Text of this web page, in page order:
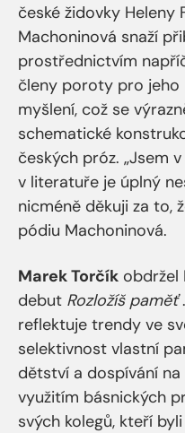
české židovky Heleny
Machoninová snaží
prostřednictvím
členy poroty pro jeho
myšlení, což se
schematické
českých próz. „Jsem
v literatuře je úplný
nicméně děkuji za to,
pódiu Machoninová.
Marek Torčík obdržel
debut Rozložíš paměť
reflektuje trendy ve
selektivnost vlastní
dětství a dospívání
využitím básnických
svých kolegů, kteří